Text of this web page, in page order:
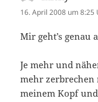
16. April 2008 um 8:25
Mir geht’s genau
Je mehr und
mehr zerbrechen
meinem Kopf